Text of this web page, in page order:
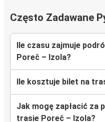
Często Zadawane
Ile czasu zajmuje
Poreč – Izola?
Ile kosztuje bilet na
Jak mogę zapłacić za
trasie Poreč – Izola?